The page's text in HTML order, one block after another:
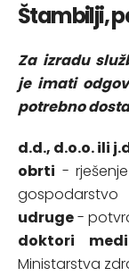
Štambilji,
Za izradu
je imati
potrebno
d.d., d.o.o. ili
obrti -
gospodarstvo
udruge-
doktori
Ministarstva